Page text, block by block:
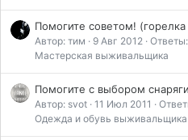
Помогите советом!
Автор: тим 9 Авг 2012 Ответы:
Мастерская выживальщика
Помогите с выбором
Автор: svot 11 Июл 2011
Одежда и обувь выживальщика